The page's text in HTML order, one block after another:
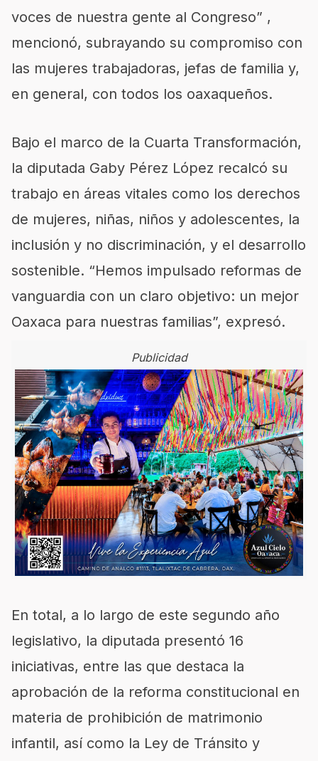
voces de nuestra gente al Congreso” ,
mencionó, subrayando su compromiso con
las mujeres trabajadoras, jefas de familia y,
en general, con todos los oaxaqueños.
Bajo el marco de la Cuarta Transformación,
la diputada Gaby Pérez López recalcó su
trabajo en áreas vitales como los derechos
de mujeres, niñas, niños y adolescentes, la
inclusión y no discriminación, y el desarrollo
sostenible. “Hemos impulsado reformas de
vanguardia con un claro objetivo: un mejor
Oaxaca para nuestras familias”, expresó.
Publicidad
En total, a lo largo de este segundo año
legislativo, la diputada presentó 16
iniciativas, entre las que destaca la
aprobación de la reforma constitucional en
materia de prohibición de matrimonio
infantil, así como la Ley de Tránsito y